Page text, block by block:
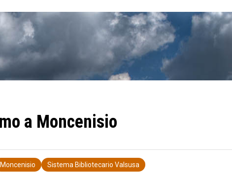
a Moncenisio
Moncenisio Sistema Bibliotecario Valsusa